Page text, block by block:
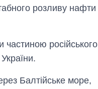
розливу нафти
частиною російського
Балтійське море,